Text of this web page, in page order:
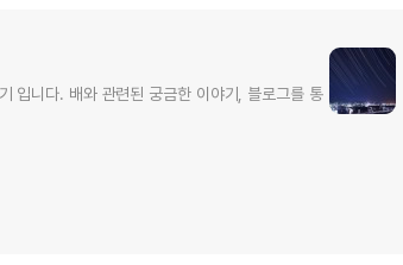
입니다. 배와 관련된 궁금한 이야기, 블로그를 통